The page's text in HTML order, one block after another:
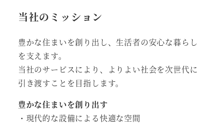
当社のミッション
豊かな住まいを創り出し、生活者の安心な暮らし
を支えます。
当社のサービスにより、よりよい社会を次世代に
引き渡すことを目指します。
豊かな住まいを創り出す
・現代的な設備による快適な空間